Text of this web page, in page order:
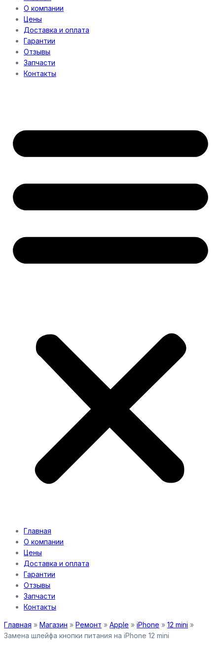
О компании
Цены
Доставка и оплата
Гарантии
Отзывы
Запчасти
Контакты
Главная
О компании
Цены
Доставка и оплата
Гарантии
Отзывы
Запчасти
Контакты
Главная » Магазин » Ремонт » Apple » iPhone » 12 mini »
Замена шлейфа кнопки питания на iPhone 12 mini